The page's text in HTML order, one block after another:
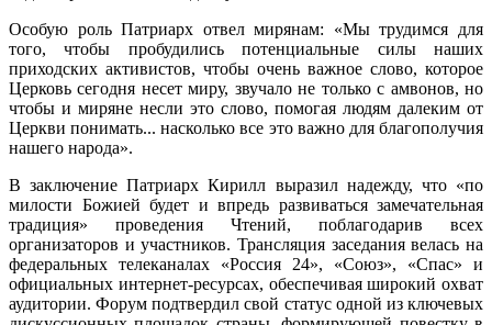
Особую роль Патриарх отвел мирянам: «Мы трудимся для
того, чтобы пробудились потенциальные силы наших
приходских активистов, чтобы очень важное слово, которое
Церковь сегодня несет миру, звучало не только с амвонов, но
чтобы и миряне несли это слово, помогая людям далеким от
Церкви понимать... насколько все это важно для благополучия
нашего народа».
В заключение Патриарх Кирилл выразил надежду, что «по
милости Божией будет и впредь развиваться замечательная
традиция» проведения Чтений, поблагодарив всех
организаторов и участников. Трансляция заседания велась на
федеральных телеканалах «Россия 24», «Союз», «Спас» и
официальных интернет-ресурсах, обеспечивая широкий охват
аудитории. Форум подтвердил свой статус одной из ключевых